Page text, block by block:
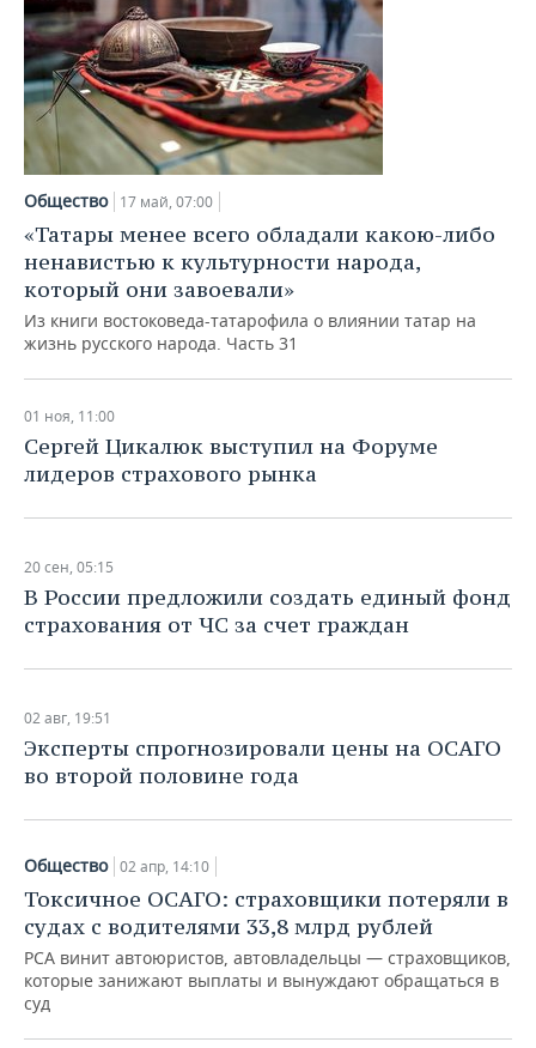
Общество 17 май, 07:00
«Татары менее всего обладали какою-либо
ненавистью к культурности народа,
который они завоевали»
Из книги востоковеда-татарофила о влиянии татар на
жизнь русского народа. Часть 31
01 ноя, 11:00
Сергей Цикалюк выступил на Форуме
лидеров страхового рынка
20 сен, 05:15
В России предложили создать единый фонд
страхования от ЧС за счет граждан
02 авг, 19:51
Эксперты спрогнозировали цены на ОСАГО
во второй половине года
Общество 02 апр, 14:10
Токсичное ОСАГО: страховщики потеряли в
судах с водителями 33,8 млрд рублей
РСА винит автоюристов, автовладельцы — страховщиков,
которые занижают выплаты и вынуждают обращаться в
суд